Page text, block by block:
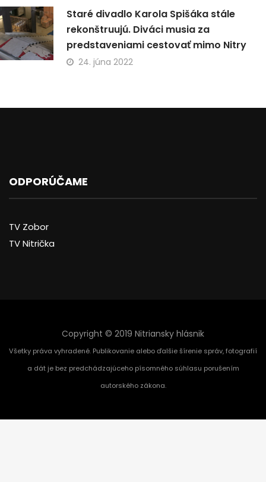
Staré divadlo Karola Spišáka stále
rekonštruujú. Diváci musia za
predstaveniami cestovať mimo Nitry
24. júna 2022
ODPORÚČAME
TV Zobor
TV Nitrička
Copyright © 2019 Nitriansky hlásnik
Všetky práva vyhradené. Publikovanie alebo ďalšie šírenie správ, fotografií
a dát je bez predchádzajúceho písomného súhlasu porušením
autorského zákona.